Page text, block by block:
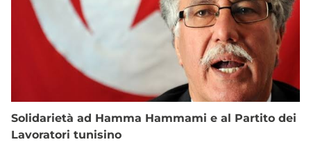
Solidarietà ad Hamma Hammami e al Partito dei
Lavoratori tunisino